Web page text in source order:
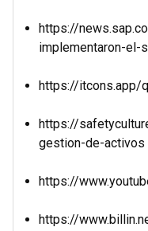
https://
implementaron-
https://itcons.app/
https://
gestion-de-activos
https://
https://